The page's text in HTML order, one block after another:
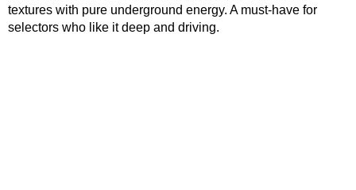
textures with pure underground energy. A must-have for
selectors who like it deep and driving.